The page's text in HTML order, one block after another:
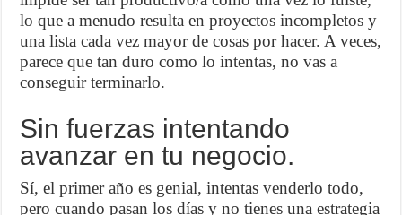
lo que a menudo resulta en proyectos incompletos y
una lista cada vez mayor de cosas por hacer. A veces,
parece que tan duro como lo intentas, no vas a
conseguir terminarlo.
Sin fuerzas intentando
avanzar en tu negocio.
Sí, el primer año es genial, intentas venderlo todo,
pero cuando pasan los días y no tienes una estrategia